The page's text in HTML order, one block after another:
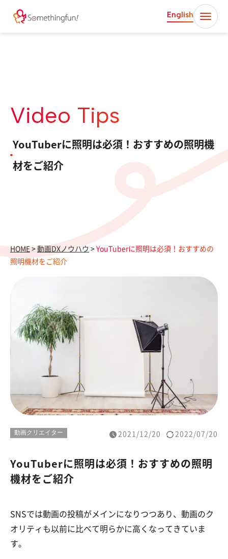
English
Video Tips
YouTuberに照明は必須！おすすめの照明機
材をご紹介
HOME > 動画DXノウハウ > YouTuberに照明は必須！おすすめの
照明機材をご紹介
動画クリエイター 2021/12/20 2022/07/20
YouTuberに照明は必須！おすすめの照明
機材をご紹介
SNSでは動画の投稿がメインになりつつあり、動画のク
オリティも以前に比べて明らかに高くなってきていま
す。